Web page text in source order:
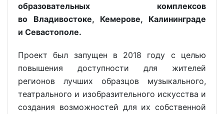
образовательных комплексов
во Владивостоке, Кемерове, Калининграде
и Севастополе.
Проект был запущен в 2018 году с целью
повышения доступности для жителей
регионов лучших образцов музыкального,
театрального и изобразительного искусства и
создания возможностей для их собственной